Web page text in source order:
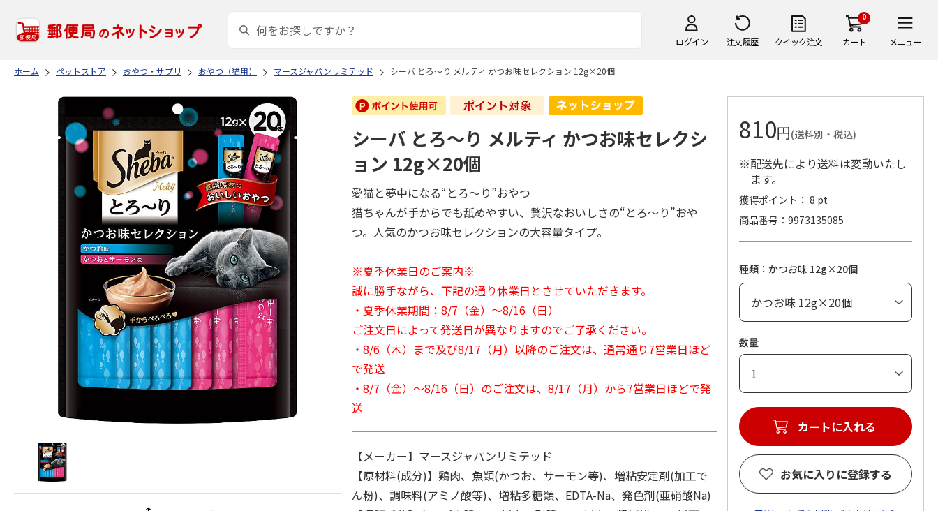
ログイン 注文履歴 クイック注文
0
カート メニュー
ホーム ペットストア おやつ・サプリ おやつ（猫用） マースジャパンリミテッド シーバ とろ～り メルティ かつお味セレクション 12g×20個
シーバ とろ～り メルティ かつお味セレクシ
ョン 12g×20個
愛猫と夢中になる“とろ～り”おやつ
猫ちゃんが手からでも舐めやすい、贅沢なおいしさの“とろ～り”おや
つ。人気のかつお味セレクションの大容量タイプ。
※夏季休業日のご案内※
誠に勝手ながら、下記の通り休業日とさせていただきます。
・夏季休業期間：8/7（金）～8/16（日）
ご注文日によって発送日が異なりますのでご了承ください。
・8/6（木）まで及び8/17（月）以降のご注文は、通常通り7営業日ほど
で発送
・8/7（金）～8/16（日）のご注文は、8/17（月）から7営業日ほどで発
送
【メーカー】マースジャパンリミテッド
【原材料(成分)】鶏肉、魚類(かつお、サーモン等)、増粘安定剤(加工で
ん粉)、調味料(アミノ酸等)、増粘多糖類、EDTA-Na、発色剤(亜硝酸Na)
810円(送料別・税込)
※配送先により送料は変動いたし
ます。
獲得ポイント： 8 pt
商品番号
9973135085
種類：かつお味 12g×20個
数量
カートに入れる
お気に入りに登録する